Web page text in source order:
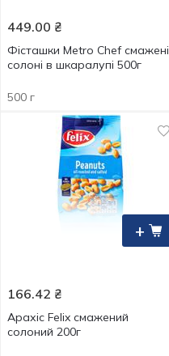
449.00 ₴
Фісташки Metro Chef смажені
солоні в шкаралупі 500г
500 г
+
166.42 ₴
Арахіс Felix смажений
солоний 200г